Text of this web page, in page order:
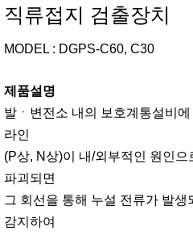
직류접지 검출장치
MODEL : DGPS-C60, C30
제품설명
발ㆍ변전소 내의 보호계통설비
라인
(P상, N상)이 내/외부적인 원인으
파괴되면
그 회선을 통해 누설 전류가 발생
감지하여